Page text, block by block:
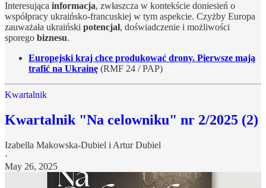
Interesująca informacja, zwłaszcza w kontekście doniesień o
współpracy ukraińsko-francuskiej w tym aspekcie. Czyżby Europa
zauważała ukraiński potencjał, doświadczenie i możliwości
sporego biznesu.
Europejski kraj chce produkować drony. Pierwsze mają
trafić na Ukrainę (RMF 24 / PAP)
Kwartalnik
Kwartalnik "Na celowniku" nr 2/2025 (2)
Izabella Makowska-Dubiel i Artur Dubiel
·
May 26, 2025